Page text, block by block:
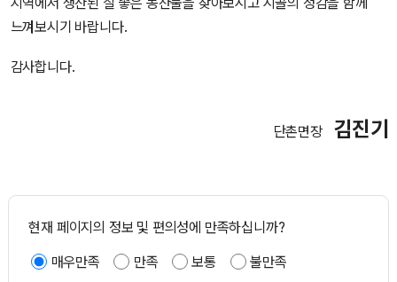
느껴보시기 바랍니다.
감사합니다.
단촌면장 김진기
현재 페이지의 정보 및 편의성에 만족하십니까?
매우만족 만족 보통
불만족